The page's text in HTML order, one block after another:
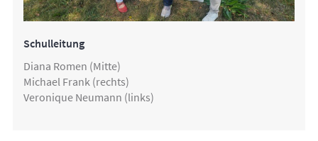
Schulleitung
Diana Romen (Mitte)
Michael Frank (rechts)
Veronique Neumann (links)